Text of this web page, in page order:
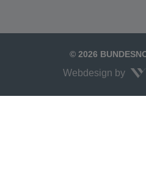
© 2026
Webdesign by